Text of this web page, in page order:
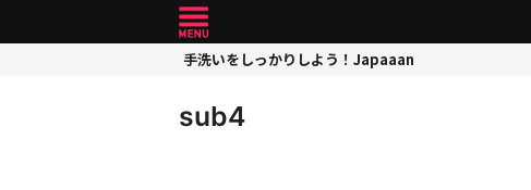
手洗いをしっかりしよう！Japaaan
sub4